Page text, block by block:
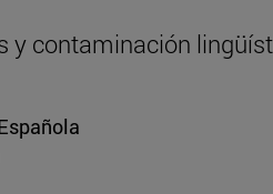
y contaminación